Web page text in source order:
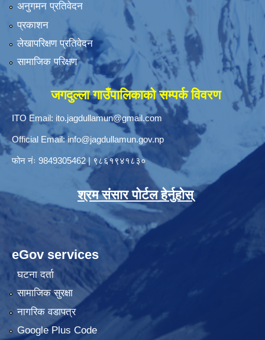
अनुगमन प्रतिवेदन
प्रकाशन
लेखापरिक्षण प्रतिवेदन
सामाजिक परिक्षण
जगदुल्ला गाउँपालिकाको सम्पर्क विवरण
ITO Email: ito.jagdullamun@gmail.com
Official Email:info@jagdullamun.gov.np
फोन नंः 9849305462| ९८६१९४१८३०
श्रम संसार पोर्टल हेर्नुहोस्
eGov services
घटना दर्ता
सामाजिक सुरक्षा
नागरिक वडापत्र
Google Plus Code